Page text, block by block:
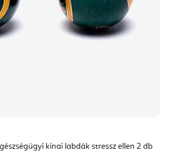
kínai labdák stressz ellen 2 db